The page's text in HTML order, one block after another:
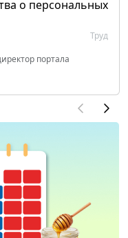
о персональных
Труд
портала